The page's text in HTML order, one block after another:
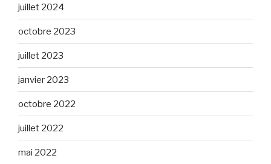
juillet 2024
octobre 2023
juillet 2023
janvier 2023
octobre 2022
juillet 2022
mai 2022